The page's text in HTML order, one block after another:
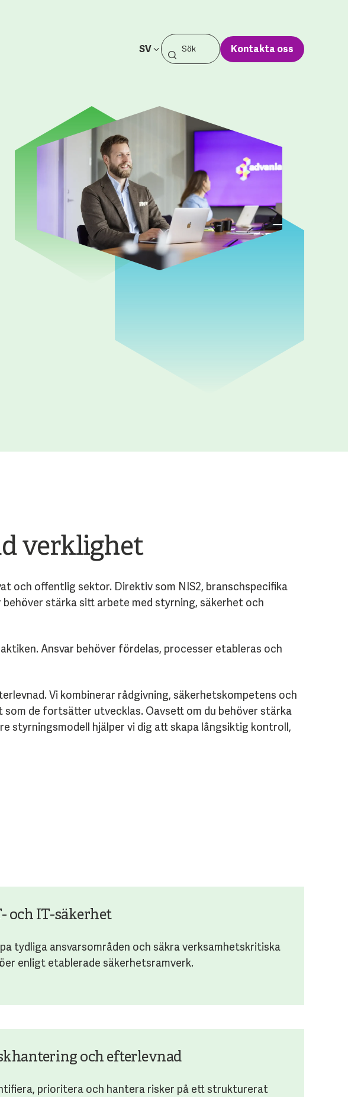
SV Kontakta oss
verklighet
och offentlig sektor. Direktiv som NIS2, branschspecifika
stärka sitt arbete med styrning, säkerhet och
Ansvar behöver fördelas, processer etableras och
Vi kombinerar rådgivning, säkerhetskompetens och
de fortsätter utvecklas. Oavsett om du behöver stärka
styrningsmodell hjälper vi dig att skapa långsiktig kontroll,
och IT-säkerhet
tydliga ansvarsområden och säkra verksamhetskritiska
enligt etablerade säkerhetsramverk.
och efterlevnad
prioritera och hantera risker på ett strukturerat